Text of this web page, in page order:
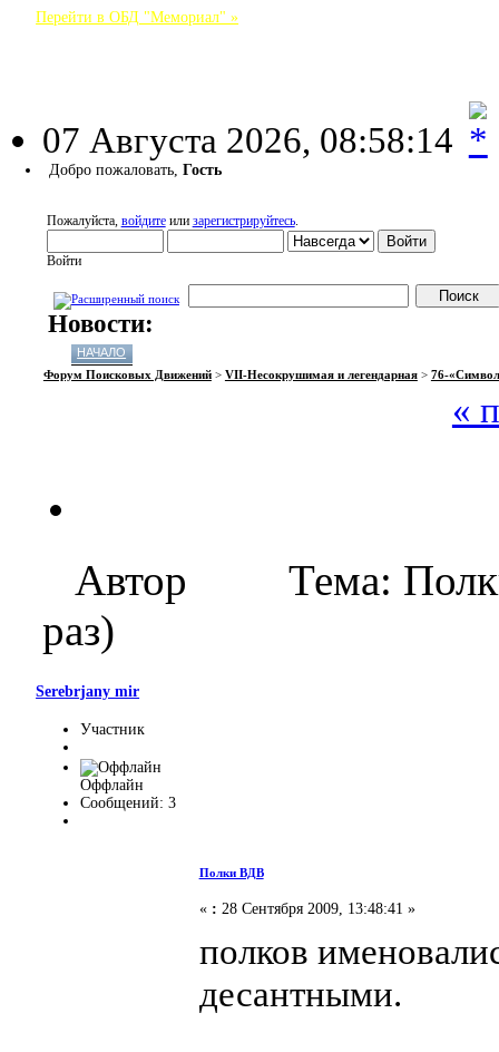
Перейти в ОБД "Мемориал" »
07 Августа 2026, 08:58:14
Добро пожаловать,Гость
Пожалуйста, войдитеили зарегистрируйтесь.
Войти
Новости:
НАЧАЛО
Форум Поисковых Движений> VII-Несокрушимая и легендарная> 76-«Символ
«
Автор
Тема:
раз)
Serebrjany mir
Участник
Оффлайн
Сообщений: 3
Полки ВДВ
« : 28 Сентября 2009, 13:48:41 »
полков
десантными.